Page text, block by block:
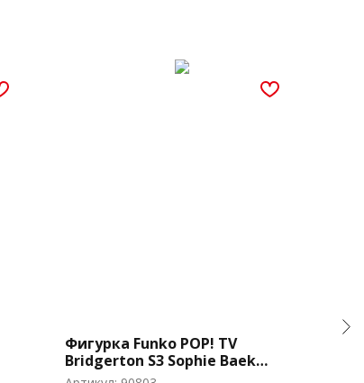
Фигурка Funko POP! TV
Bridgerton S3 Sophie Baek
(1849)